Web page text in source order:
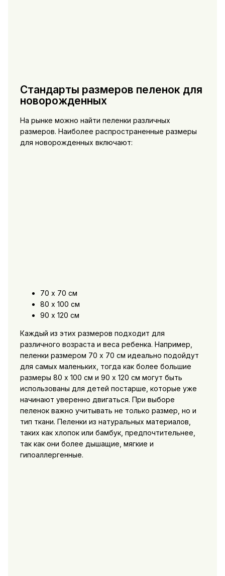
Стандарты размеров пеленок для
новорожденных
На рынке можно найти пеленки различных
размеров. Наиболее распространенные размеры
для новорожденных включают:
70 х 70 см
80 х 100 см
90 х 120 см
Каждый из этих размеров подходит для
различного возраста и веса ребенка. Например,
пеленки размером 70 х 70 см идеально подойдут
для самых маленьких, тогда как более большие
размеры 80 х 100 см и 90 х 120 см могут быть
использованы для детей постарше, которые уже
начинают уверенно двигаться. При выборе
пеленок важно учитывать не только размер, но и
тип ткани. Пеленки из натуральных материалов,
таких как хлопок или бамбук, предпочтительнее,
так как они более дышащие, мягкие и
гипоаллергенные.